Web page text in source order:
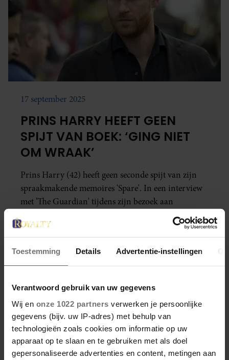
Toestemming Details Advertentie-instellingen
Verantwoord gebruik van uw gegevens
Wij en onze 1022 partners verwerken je persoonlijke
gegevens (bijv. uw IP-adres) met behulp van
technologieën zoals cookies om informatie op uw
apparaat op te slaan en te gebruiken met als doel
gepersonaliseerde advertenties en content, metingen aan
17 september 2025
PRINS HARRY HEEFT GEEN
SPIJT VAN BOEK: ‘GING NIET
OM WRAAK’
Prins Harry (42) heeft geen seconde spijt van zijn
spraakmakende memoires 'Spare'. In een interview
met 'The Guardian' tijdens zijn bezoek aan
Oekraïne zegt de zoon van koning Charles dat hij
'een schoon geweten' heeft.